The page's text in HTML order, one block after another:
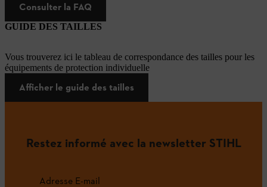
Consulter la FAQ
GUIDE DES TAILLES
Vous trouverez ici le tableau de correspondance des tailles pour les
équipements de protection individuelle
Afficher le guide des tailles
Restez informé avec la newsletter STIHL
Adresse E-mail